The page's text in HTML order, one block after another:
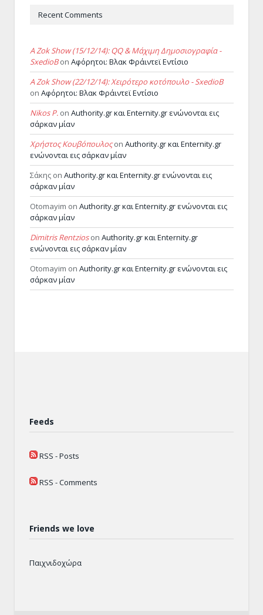
Recent Comments
A Zok Show (15/12/14): QQ & Μάχιμη Δημοσιογραφία -
SxedioBon Αφόρητοι: Βλακ Φράιντεϊ Εντίσιο
A Zok Show (22/12/14): Χειρότερο κοτόπουλο - SxedioB
on Αφόρητοι: Βλακ Φράιντεϊ Εντίσιο
Nikos P. on Authority.gr και Enternity.gr ενώνονται εις
σάρκαν μίαν
Χρήστος Κουβόπουλοςon Authority.gr και Enternity.gr
ενώνονται εις σάρκαν μίαν
Σάκης on Authority.gr και Enternity.gr ενώνονται εις
σάρκαν μίαν
Otomayim on Authority.gr και Enternity.gr ενώνονται εις
σάρκαν μίαν
Dimitris Rentzioson Authority.gr και Enternity.gr
ενώνονται εις σάρκαν μίαν
Otomayim on Authority.gr και Enternity.gr ενώνονται εις
σάρκαν μίαν
Feeds
RSS - Posts
RSS - Comments
Friends we love
Παιχνιδοχώρα